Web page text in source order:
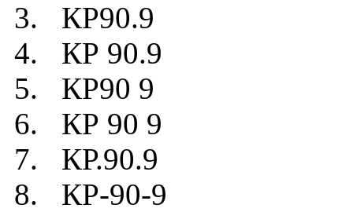
3. КР90.9
4. КР 90.9
5. КР90 9
6. КР 90 9
7. КР.90.9
8. КР-90-9